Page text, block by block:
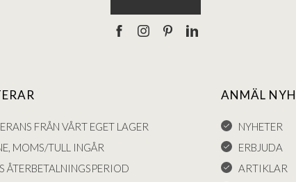
FRÅN VÅRT EGET LAGER
MOMS/TULL INGÅR
ÅTERBETALNINGSPERIOD
ANMÄL
NYHETER
ERBJUDA
ARTIKLAR